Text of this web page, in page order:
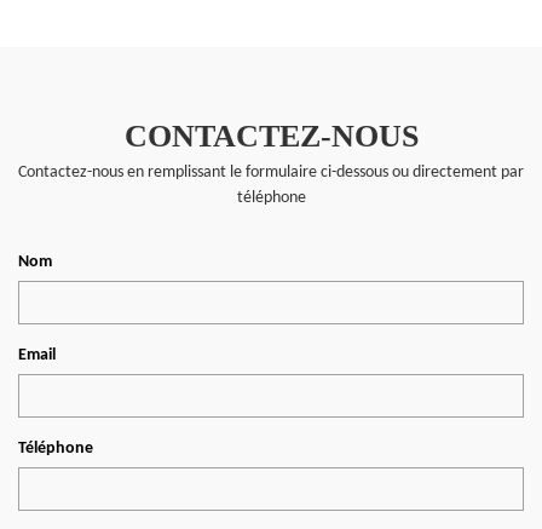
CONTACTEZ-NOUS
Contactez-nous en remplissant le formulaire ci-dessous ou directement par
téléphone
Nom
Email
Téléphone